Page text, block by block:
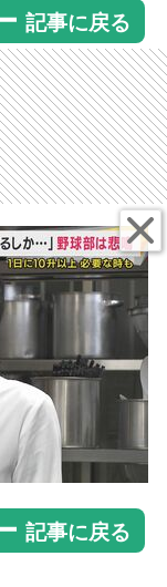
記事に戻る
記事に戻る